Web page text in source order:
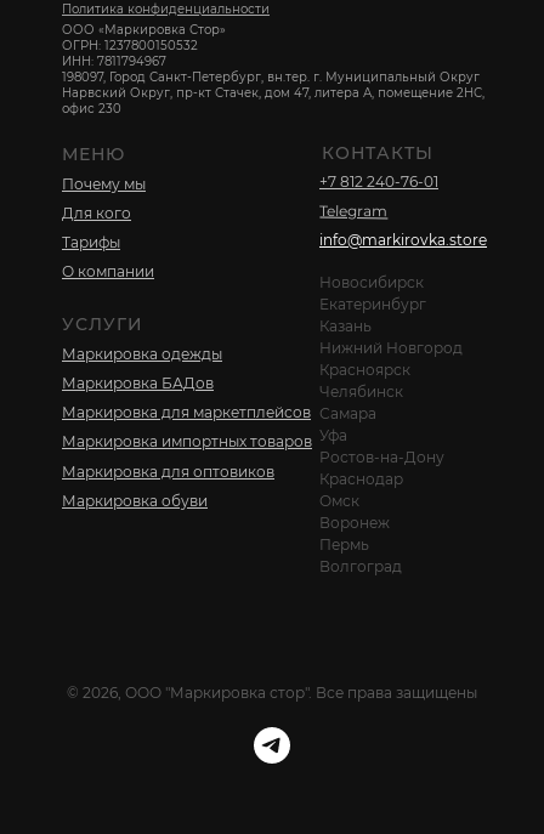
МЕНЮ КОНТАКТЫ
+7 812 240-76-01
УСЛУГИ
Маркировка одежды
Маркировка БАДов
Маркировка для оптовиков
Маркировка обуви
Маркировка для маркетплейсов
Маркировка импортных товаров
Почему мы
Для кого
Тарифы
Telegram
Новосибирск
Екатеринбург
Казань
Нижний Новгород
Красноярск
Челябинск
Самара
Уфа
Ростов-на-Дону
Краснодар
Омск
Воронеж
Пермь
Волгоград
Политика конфиденциальности
ООО «Маркировка Стор»
ОГРН: 1237800150532
ИНН: 7811794967
198097, Город Санкт-Петербург, вн.тер. г. Муниципальный Округ
Нарвский Округ, пр-кт Стачек, дом 47, литера А, помещение 2НС,
офис 230
О компании
info@markirovka.store
© 2026, ООО "Маркировка стор". Все права защищены